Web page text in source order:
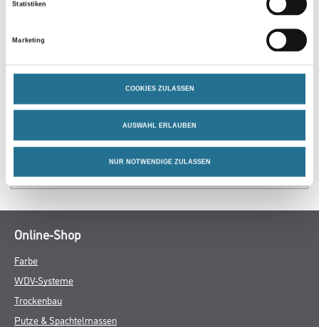
Statistiken
Marketing
COOKIES ZULASSEN
AUSWAHL ERLAUBEN
NUR NOTWENDIGE ZULASSEN
ZUSATZINFOS
Online-Shop
Farbe
WDV-Systeme
Trockenbau
Putze & Spachtelmassen